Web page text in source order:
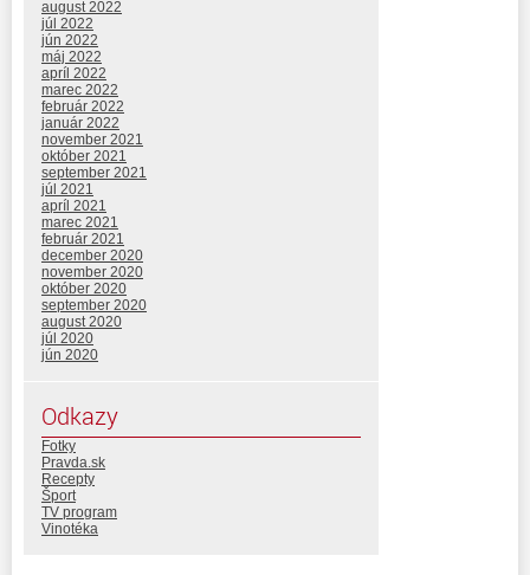
august 2022
júl 2022
jún 2022
máj 2022
apríl 2022
marec 2022
február 2022
január 2022
november 2021
október 2021
september 2021
júl 2021
apríl 2021
marec 2021
február 2021
december 2020
november 2020
október 2020
september 2020
august 2020
júl 2020
jún 2020
Odkazy
Fotky
Pravda.sk
Recepty
Šport
TV program
Vinotéka